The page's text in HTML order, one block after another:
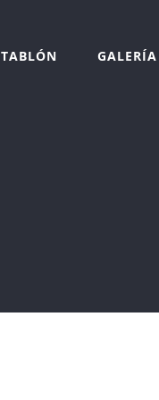
TABLÓN GALERÍA